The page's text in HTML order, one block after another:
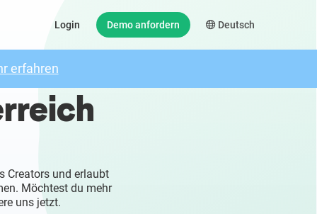
Login Demo anfordern Deutsch
erfahren
Creators und erlaubt
Möchtest du mehr
uns jetzt.